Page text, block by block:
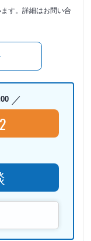
す。詳細はお問い合